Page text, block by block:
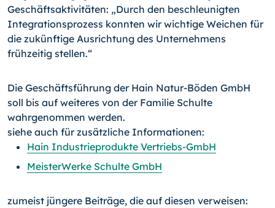
Geschäftsaktivitäten: „Durch den beschleunigten
Integrationsprozess konnten wir wichtige Weichen für
die zukünftige Ausrichtung des Unternehmens
frühzeitig stellen.“
Die Geschäftsführung der Hain Natur-Böden GmbH
soll bis auf weiteres von der Familie Schulte
wahrgenommen werden.
siehe auch für zusätzliche Informationen:
Hain Industrieprodukte Vertriebs-GmbH
MeisterWerke Schulte GmbH
zumeist jüngere Beiträge, die auf diesen verweisen: